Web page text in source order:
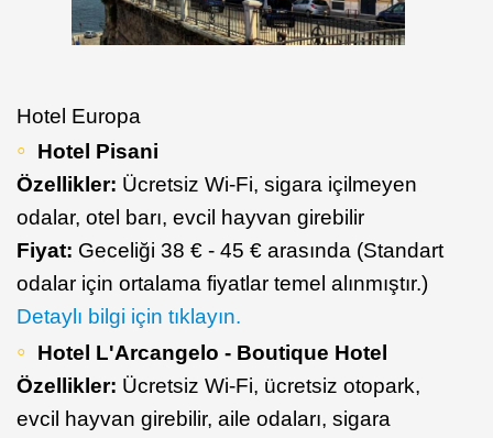
Hotel Europa
Hotel Pisani
Özellikler: Ücretsiz Wi-Fi, sigara içilmeyen
odalar, otel barı, evcil hayvan girebilir
Fiyat: Geceliği 38 € - 45 € arasında (Standart
odalar için ortalama fiyatlar temel alınmıştır.)
Detaylı bilgi için tıklayın.
Hotel L'Arcangelo - Boutique Hotel
Özellikler: Ücretsiz Wi-Fi, ücretsiz otopark,
evcil hayvan girebilir, aile odaları, sigara